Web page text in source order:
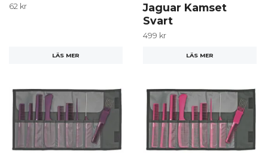
62 kr
LÄS MER
Jaguar Kamset
Svart
499 kr
LÄS MER